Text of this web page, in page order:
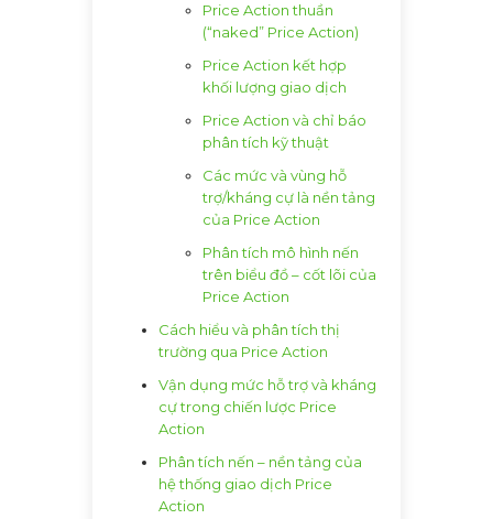
Price Action thuần
(“naked” Price Action)
Price Action kết hợp
khối lượng giao dịch
Price Action và chỉ báo
phân tích kỹ thuật
Các mức và vùng hỗ
trợ/kháng cự là nền tảng
của Price Action
Phân tích mô hình nến
trên biểu đồ – cốt lõi của
Price Action
Cách hiểu và phân tích thị
trường qua Price Action
Vận dụng mức hỗ trợ và kháng
cự trong chiến lược Price
Action
Phân tích nến – nền tảng của
hệ thống giao dịch Price
Action